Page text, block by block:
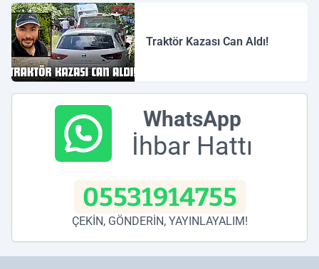
Traktör Kazası Can Aldı!
WhatsApp
İhbar Hattı
05531914755
ÇEKİN, GÖNDERİN, YAYINLAYALIM!